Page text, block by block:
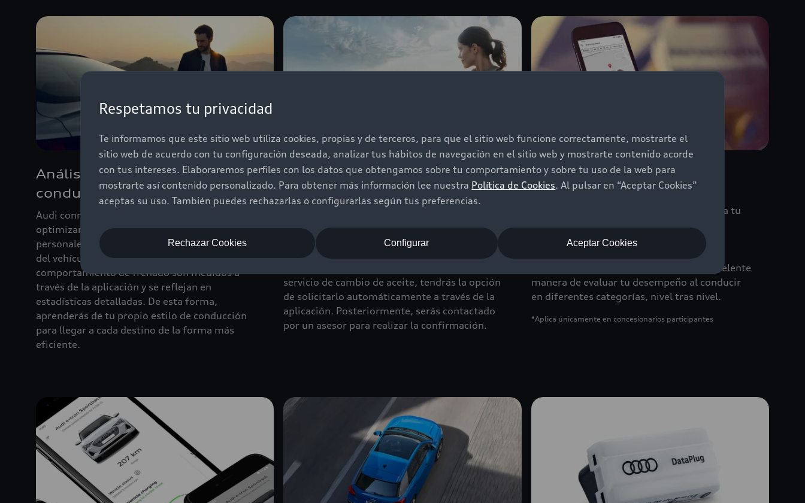
Respetamos tu privacidad
Te informamos que este sitio web utiliza cookies, propias y de terceros, para que el sitio web funcione correctamente, mostrarte el
sitio web de acuerdo con tu configuración deseada, analizar tus hábitos de navegación en el sitio web y mostrarte contenido acorde
con tus intereses. Elaboraremos perfiles con los datos que obtengamos sobre tu comportamiento y sobre tu uso de la web para
mostrarte así contenido personalizado. Para obtener más información lee nuestra Política de Cookies. Al pulsar en “Aceptar Cookies”
aceptas su uso. También puedes rechazarlas o configurarlas según tus preferencias.
Aceptar Cookies
Rechazar Cookies Configurar
Análisis estadístico de
conducción
Audi connect plug and play te permite
optimizar tu estilo de conducción. Los datos
personales como: la aceleración, la velocidad
del vehículo, la velocidad del motor y el
comportamiento de frenado son medidos a
través de la aplicación y se reflejan en
estadísticas detalladas. De esta forma,
aprenderás de tu propio estilo de conducción
para llegar a cada destino de la forma más
eficiente.
Citas de servicio
Con la aplicación Audi connect plug and play
podrás solicitar una cita de servicio con tu
momento. También podrás realizar llamadas
directas y contar con asistencia de navegación.
servicio de cambio de aceite, tendrás la opción
de solicitarlo automáticamente a través de la
aplicación. Posteriormente, serás contactado
por un asesor para realizar la confirmación.
Mis retos
descubre atracciones a tu alrededor, visita tu
utilizar la aplicación con regularidad,
acumularás puntos y trofeos, con los que
podrás obtener recompensas. Es una excelente
manera de evaluar tu desempeño al conducir
en diferentes categorías, nivel tras nivel.
*Aplica únicamente en concesionarios participantes